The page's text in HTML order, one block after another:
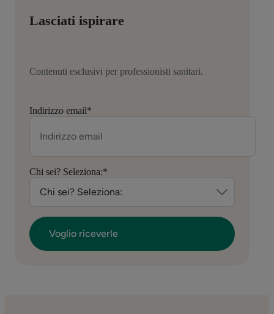
Lasciati ispirare
Contenuti esclusivi per professionisti sanitari.
Indirizzo email*
Chi sei? Seleziona:*